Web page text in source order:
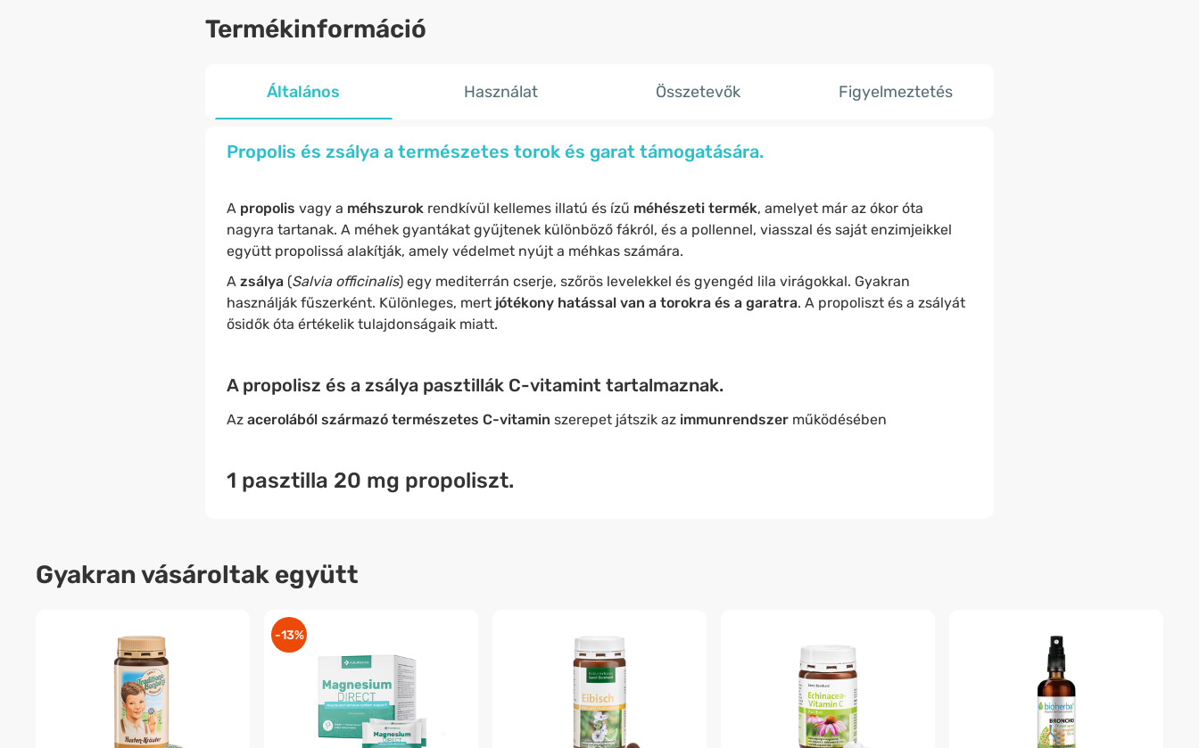
Termékinformáció
Általános Használat Összetevők Figyelmeztetés
Propolis és zsálya a természetes torok és garat támogatására.
A propolis vagy a méhszurok rendkívül kellemes illatú és ízű méhészeti termék, amelyet már az ókor óta
nagyra tartanak. A méhek gyantákat gyűjtenek különböző fákról, és a pollennel, viasszal és saját enzimjeikkel
együtt propolissá alakítják, amely védelmet nyújt a méhkas számára.
A zsálya (Salvia officinalis) egy mediterrán cserje, szőrös levelekkel és gyengéd lila virágokkal. Gyakran
használják fűszerként. Különleges, mert jótékony hatással van a torokra és a garatra. A propoliszt és a zsályát
ősidők óta értékelik tulajdonságaik miatt.
A propolisz és a zsálya pasztillák C-vitamint tartalmaznak.
Az acerolából származó természetes C-vitamin szerepet játszik az immunrendszer működésében
1 pasztilla 20 mg propoliszt.
Gyakran vásároltak együtt
-13%